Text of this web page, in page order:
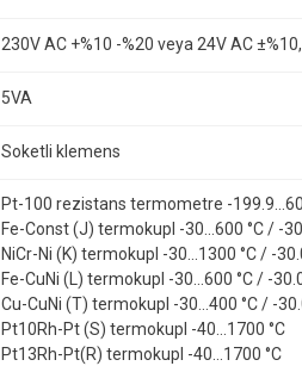
230V AC +%10 -%20 veya 24V AC
5VA
Soketli klemens
Pt-100 rezistans termometre -
Fe-Const (J) termokupl -30...600 °C / -
NiCr-Ni (K) termokupl -30...1300 °C / -
Fe-CuNi (L) termokupl -30...600 °C / -
Cu-CuNi (T) termokupl -30...400 °C / -
Pt10Rh-Pt (S) termokupl -40...1700 °C
Pt13Rh-Pt(R) termokupl -40...1700 °C